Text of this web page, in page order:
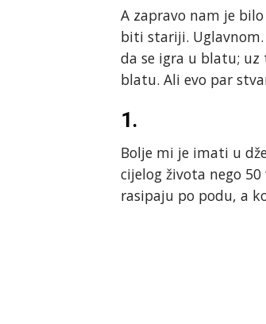
A zapravo nam je
biti stariji.
da se igra u blatu;
blatu. Ali evo par
1.
Bolje mi je imati u
cijelog života nego
rasipaju po podu, a